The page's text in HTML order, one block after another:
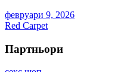
февруари 9, 2026
Red Carpet
Партньори